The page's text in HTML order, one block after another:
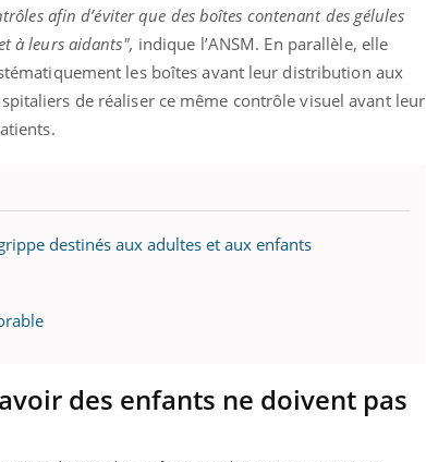
afin d’éviter que des boîtes contenant des gélules
à leurs aidants", indique l’ANSM. En parallèle, elle
les boîtes avant leur distribution aux
de réaliser ce même contrôle visuel avant leur
destinés aux adultes et aux enfants
des enfants ne doivent pas